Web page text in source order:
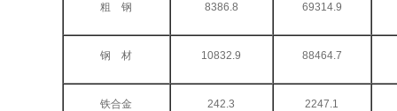
粗 钢 8386.8 69314.9
钢 材 10832.9 88464.7
铁合金 242.3 2247.1